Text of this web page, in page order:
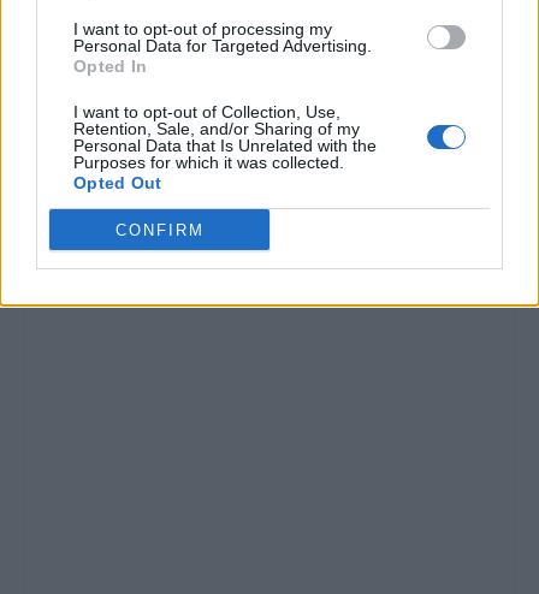
I want to opt-out of processing my
Personal Data for Targeted Advertising.
Opted In
I want to opt-out of Collection, Use,
Retention, Sale, and/or Sharing of my
Personal Data that Is Unrelated with the
Purposes for which it was collected.
Opted Out
CONFIRM